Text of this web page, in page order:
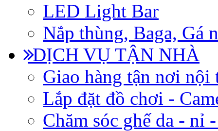
LED Light Bar
Nắp thùng, Baga, Gá
DỊCH VỤ TẬN NHÀ
Giao hàng tận nơi nội
Lắp đặt đồ chơi -
Chăm sóc ghế da - nỉ